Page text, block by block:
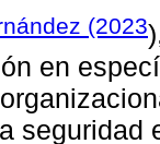
(2023
en
seguridad